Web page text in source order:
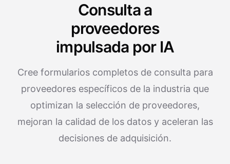
Consulta a
proveedores
impulsada por IA
Cree formularios completos de consulta para
proveedores específicos de la industria que
optimizan la selección de proveedores,
mejoran la calidad de los datos y aceleran las
decisiones de adquisición.